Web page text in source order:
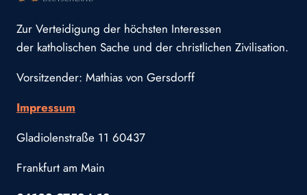
Zur Verteidigung der höchsten Interessen
der katholischen Sache und der christlichen Zivilisation.
Vorsitzender: Mathias von Gersdorff
Impressum
Gladiolenstraße 11 60437
Frankfurt am Main